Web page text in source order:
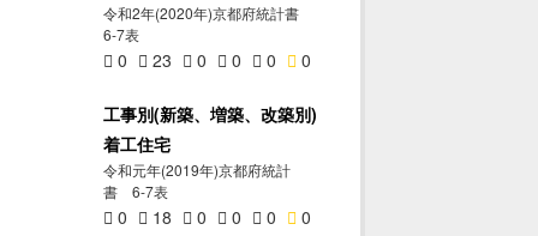
令和2年(2020年)京都府統計書
6-7表
0 23 0 0 0 0
工事別(新築、増築、改築別)
着工住宅
令和元年(2019年)京都府統計
書 6-7表
0 18 0 0 0 0